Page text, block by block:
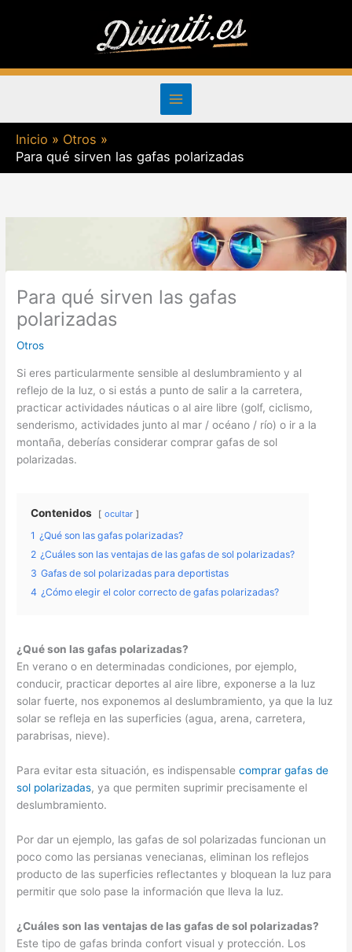
Inicio
Otros
Para qué sirven las gafas polarizadas
Para qué sirven las gafas
polarizadas
Otros
Si eres particularmente sensible al deslumbramiento y al
reflejo de la luz, o si estás a punto de salir a la carretera,
practicar actividades náuticas o al aire libre (golf, ciclismo,
senderismo, actividades junto al mar / océano / río) o ir a la
montaña, deberías considerar comprar gafas de sol
polarizadas.
Contenidos ocultar
1 ¿Qué son las gafas polarizadas?
2 ¿Cuáles son las ventajas de las gafas de sol polarizadas?
3 Gafas de sol polarizadas para deportistas
4 ¿Cómo elegir el color correcto de gafas polarizadas?
¿Qué son las gafas polarizadas?
En verano o en determinadas condiciones, por ejemplo,
conducir, practicar deportes al aire libre, exponerse a la luz
solar fuerte, nos exponemos al deslumbramiento, ya que la luz
solar se refleja en las superficies (agua, arena, carretera,
parabrisas, nieve).
Para evitar esta situación, es indispensablecomprar gafas de
sol polarizadas, ya que permiten suprimir precisamente el
deslumbramiento.
Por dar un ejemplo, las gafas de sol polarizadas funcionan un
poco como las persianas venecianas, eliminan los reflejos
producto de las superficies reflectantes y bloquean la luz para
permitir que solo pase la información que lleva la luz.
¿Cuáles son las ventajas de las gafas de sol polarizadas?
Este tipo de gafas brinda confort visual y protección. Los